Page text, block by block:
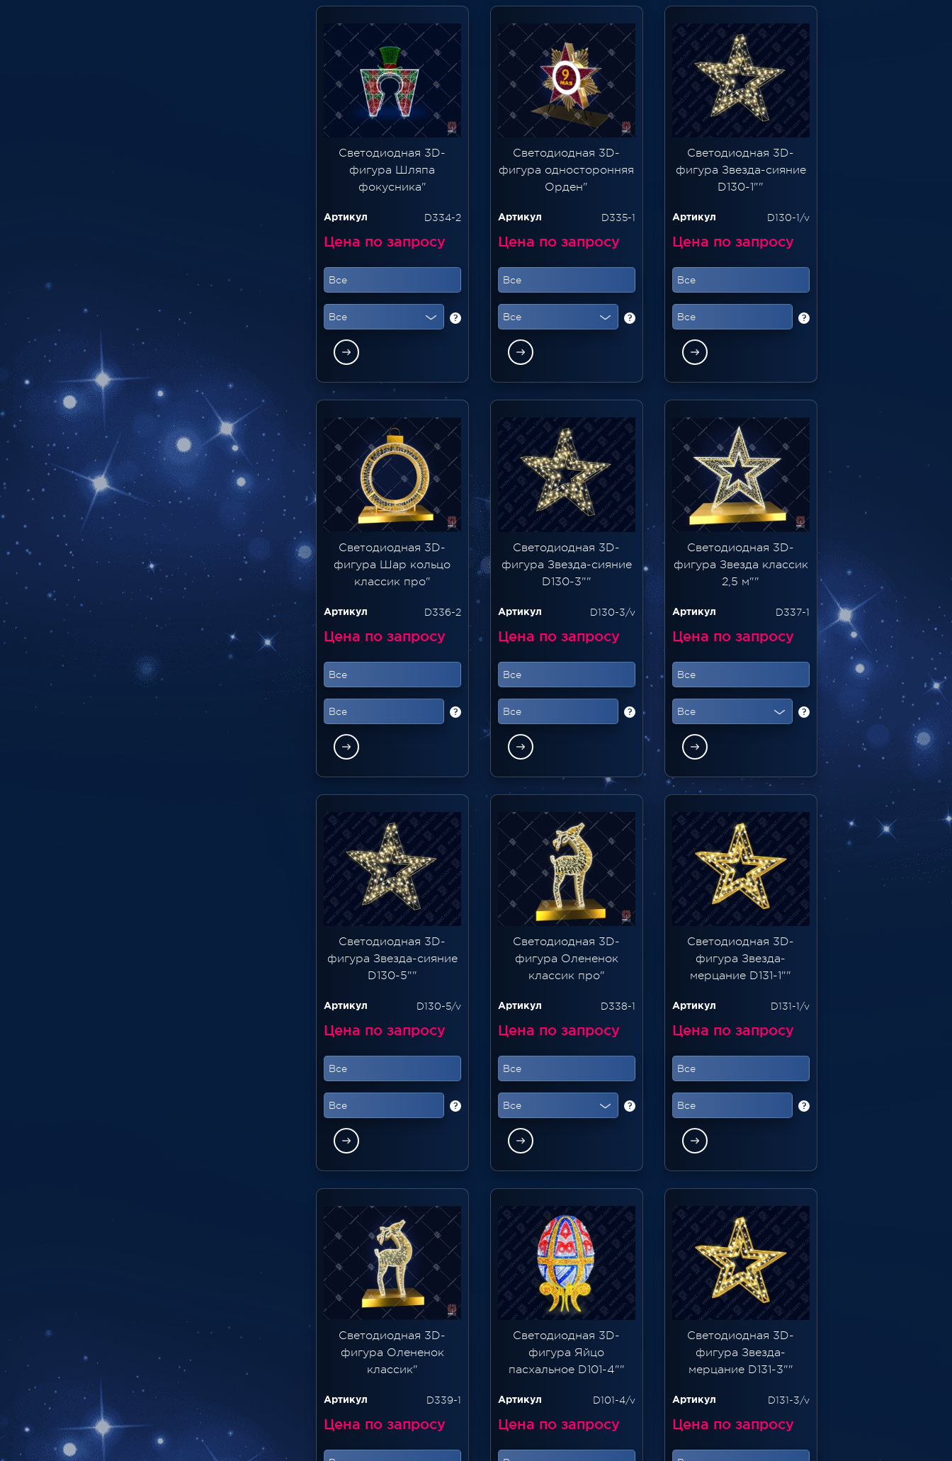
Светодиодная 3D-
фигура Шляпа
фокусника"
Артикул D334-2
Цена по запросу
Все
?
Все
Светодиодная 3D-
фигура односторонняя
Орден"
Артикул D335-1
Цена по запросу
Все
?
Все
Светодиодная 3D-
фигура Звезда-сияние
D130-1""
Артикул D130-1/v
Цена по запросу
Все
?
Все
Светодиодная 3D-
фигура Шар кольцо
классик про"
Артикул D336-2
Цена по запросу
Все
?
Все
Светодиодная 3D-
фигура Звезда-сияние
D130-3""
Артикул D130-3/v
Цена по запросу
Все
?
Все
Светодиодная 3D-
фигура Звезда классик
2,5 м""
Артикул D337-1
Цена по запросу
Все
?
Все
Светодиодная 3D-
фигура Звезда-сияние
D130-5""
Артикул D130-5/v
Цена по запросу
Все
?
Все
Светодиодная 3D-
фигура Олененок
классик про"
Артикул D338-1
Цена по запросу
Все
?
Все
Светодиодная 3D-
фигура Звезда-
мерцание D131-1""
Артикул D131-1/v
Цена по запросу
Все
?
Все
Светодиодная 3D-
фигура Олененок
классик"
Артикул D339-1
Цена по запросу
Светодиодная 3D-
фигура Яйцо
пасхальное D101-4""
Артикул D101-4/v
Цена по запросу
Светодиодная 3D-
фигура Звезда-
мерцание D131-3""
Артикул D131-3/v
Цена по запросу